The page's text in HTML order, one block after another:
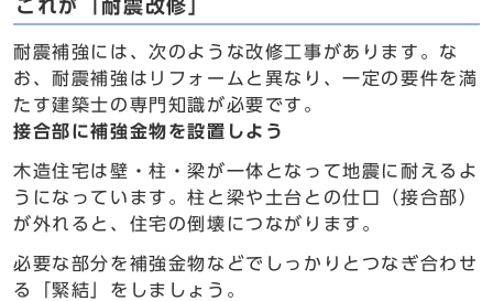
これが「耐震改修」
耐震補強には、次のような改修工事があります。な
お、耐震補強はリフォームと異なり、一定の要件を満
たす建築士の専門知識が必要です。
接合部に補強金物を設置しよう
木造住宅は壁・柱・梁が一体となって地震に耐えるよ
うになっています。柱と梁や土台との仕口（接合部）
が外れると、住宅の倒壊につながります。
必要な部分を補強金物などでしっかりとつなぎ合わせ
る「緊結」をしましょう。